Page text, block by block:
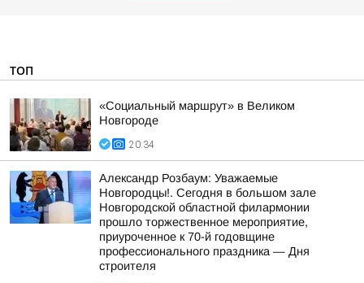
ТОП
«Социальный маршрут» в Великом
Новгороде
20:34
Александр Розбаум: Уважаемые
Новгородцы!. Сегодня в большом зале
Новгородской областной филармонии
прошло торжественное мероприятие,
приуроченное к 70-й годовщине
профессионального праздника — Дня
строителя